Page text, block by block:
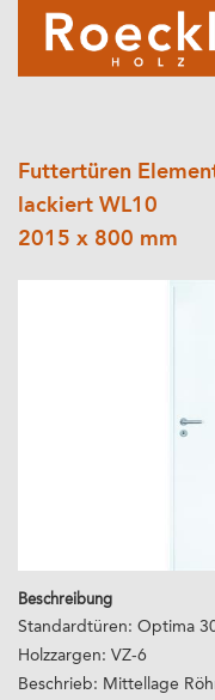
Futtertüren
lackiert WL10
2015 x 800 mm
Beschreibung
Standardtüren: Optima
Holzzargen: VZ-6
Beschrieb: Mittellage